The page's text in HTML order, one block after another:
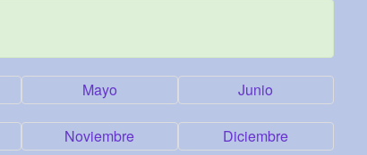
Mayo Junio
Noviembre Diciembre